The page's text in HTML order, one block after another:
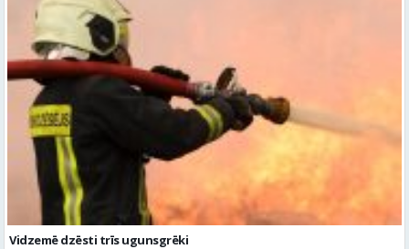
Vidzemē dzēsti trīs ugunsgrēki